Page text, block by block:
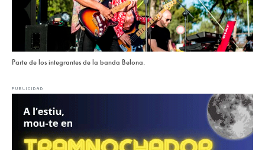
Parte de los integrantes de la banda Belona.